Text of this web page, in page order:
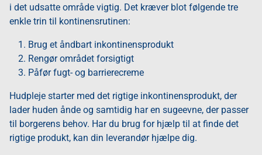
i det udsatte område vigtig. Det kræver blot følgende tre
enkle trin til kontinensrutinen:
Brug et åndbart inkontinensprodukt
Rengør området forsigtigt
Påfør fugt- og barrierecreme
Hudpleje starter med det rigtige inkontinensprodukt, der
lader huden ånde og samtidig har en sugeevne, der passer
til borgerens behov. Har du brug for hjælp til at finde det
rigtige produkt, kan din leverandør hjælpe dig.